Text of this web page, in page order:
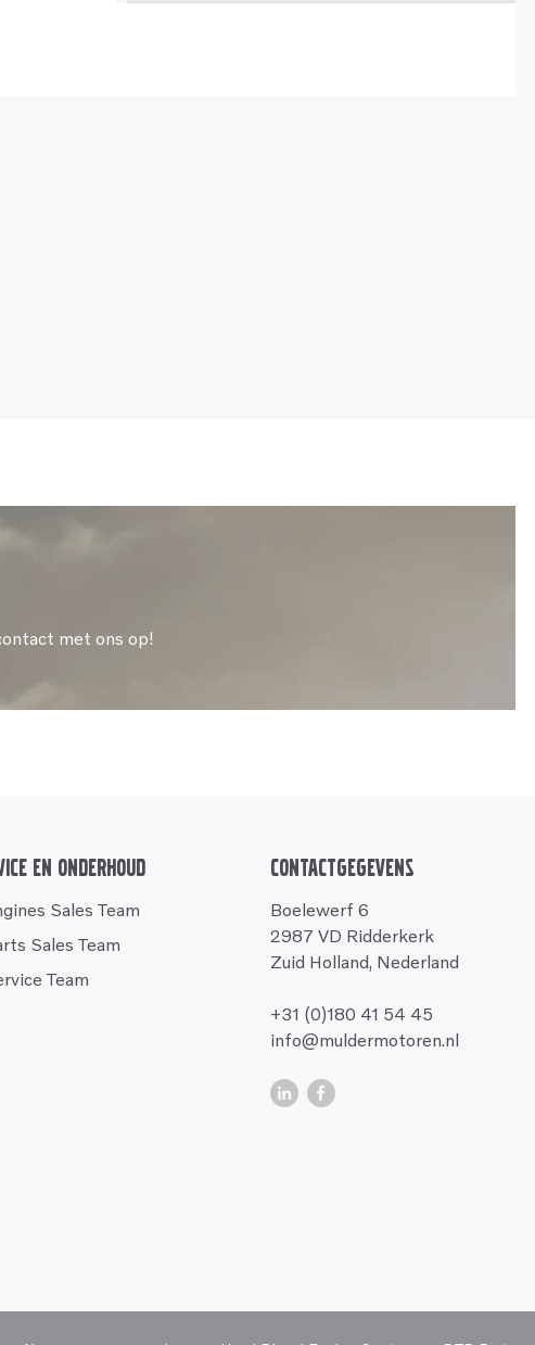
met ons op!
en onderhoud
Sales Team
Sales Team
Team
Contactgegevens
Boelewerf 6
2987 VD Ridderkerk
Zuid Holland, Nederland
+31 (0)180 41 54 45
info@muldermotoren.nl